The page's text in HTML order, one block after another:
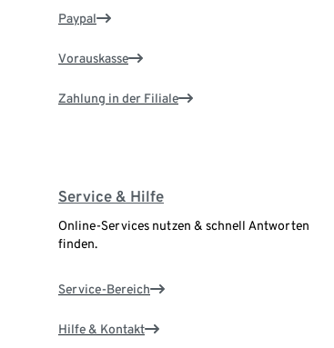
Paypal
Vorauskasse
Zahlung in der Filiale
Service & Hilfe
Online-Services nutzen & schnell Antworten
finden.
Service-Bereich
Hilfe & Kontakt